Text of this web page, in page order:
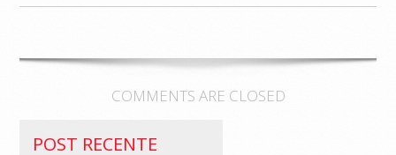
COMMENTS ARE CLOSED
POST RECENTE